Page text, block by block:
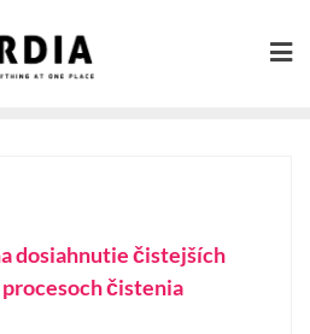
dosiahnutie čistejších
čistenia